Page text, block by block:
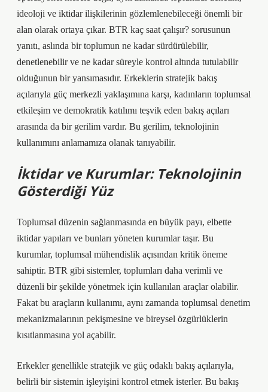
ideoloji ve iktidar ilişkilerinin gözlemlenebileceği önemli bir
alan olarak ortaya çıkar. BTR kaç saat çalışır? sorusunun
yanıtı, aslında bir toplumun ne kadar sürdürülebilir,
denetlenebilir ve ne kadar süreyle kontrol altında tutulabilir
olduğunun bir yansımasıdır. Erkeklerin stratejik bakış
açılarıyla güç merkezli yaklaşımına karşı, kadınların toplumsal
etkileşim ve demokratik katılımı teşvik eden bakış açıları
arasında da bir gerilim vardır. Bu gerilim, teknolojinin
kullanımını anlamamıza olanak tanıyabilir.
İktidar ve Kurumlar: Teknolojinin
Gösterdiği Yüz
Toplumsal düzenin sağlanmasında en büyük payı, elbette
iktidar yapıları ve bunları yöneten kurumlar taşır. Bu
kurumlar, toplumsal mühendislik açısından kritik öneme
sahiptir. BTR gibi sistemler, toplumları daha verimli ve
düzenli bir şekilde yönetmek için kullanılan araçlar olabilir.
Fakat bu araçların kullanımı, aynı zamanda toplumsal denetim
mekanizmalarının pekişmesine ve bireysel özgürlüklerin
kısıtlanmasına yol açabilir.
Erkekler genellikle stratejik ve güç odaklı bakış açılarıyla,
belirli bir sistemin işleyişini kontrol etmek isterler. Bu bakış